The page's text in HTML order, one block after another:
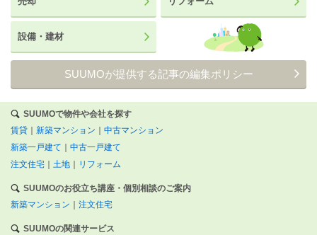
設備・建材
SUUMOが提供する記事の編集ポリシー
SUUMOで物件や会社を探す
賃貸
新築マンション
中古マンション
新築一戸建て
中古一戸建て
注文住宅
土地 リフォーム
SUUMOのお役立ち講座・個別相談のご案内
新築マンション
注文住宅
SUUMOの関連サービス